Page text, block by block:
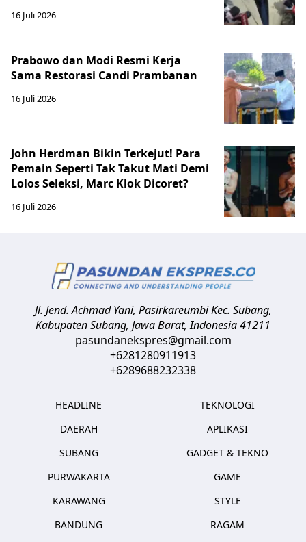
16 Juli 2026
Prabowo dan Modi Resmi Kerja
Sama Restorasi Candi Prambanan
16 Juli 2026
John Herdman Bikin Terkejut! Para
Pemain Seperti Tak Takut Mati Demi
Lolos Seleksi, Marc Klok Dicoret?
16 Juli 2026
Jl. Jend. Achmad Yani, Pasirkareumbi Kec. Subang,
Kabupaten Subang, Jawa Barat,Indonesia41211
pasundanekspres@gmail.com
+6281280911913
+6289688232338
HEADLINE
DAERAH
SUBANG
PURWAKARTA
KARAWANG
BANDUNG
TEKNOLOGI
APLIKASI
GADGET & TEKNO
GAME
STYLE
RAGAM